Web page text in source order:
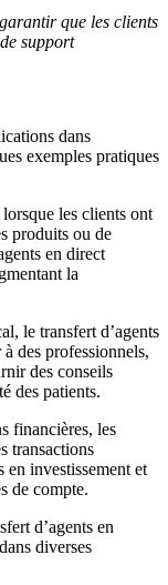
que les clients
support
dans
exemples pratiques
les clients ont
produits ou de
en direct
la
le transfert d’agents
des professionnels,
des conseils
des patients.
financières, les
transactions
en investissement et
de compte.
d’agents en
diverses